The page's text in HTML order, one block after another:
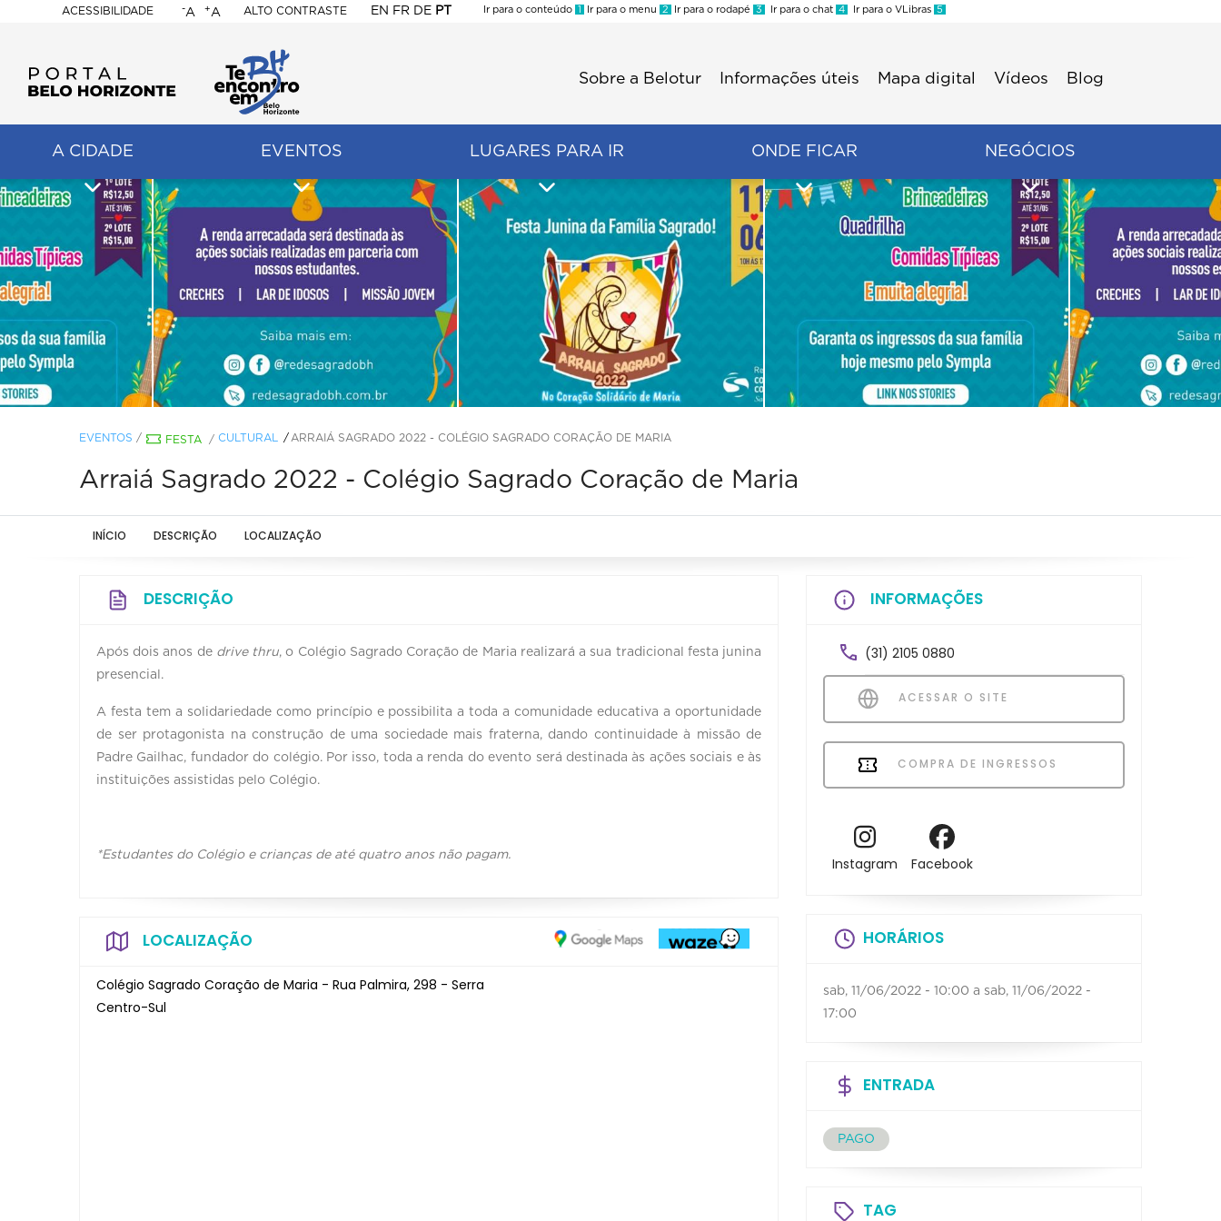
ACESSIBILIDADE
BELO
HORIZONTE
-A +A ALTO CONTRASTE EN FR DE PT
Ir para o conteúdo 1 Ir para o menu 2 Ir para o rodapé 3 Ir para o chat 4 Ir para o VLibras 5
Sobre a Belotur Informações úteis Mapa digital Vídeos Blog
A CIDADE EVENTOS LUGARES PARA IR ONDE FICAR NEGÓCIOS
EVENTOS / FESTA / CULTURAL ARRAIÁ SAGRADO 2022 - COLÉGIO SAGRADO CORAÇÃO DE MARIA
Arraiá Sagrado 2022 - Colégio Sagrado Coração de Maria
INÍCIO DESCRIÇÃO LOCALIZAÇÃO
DESCRIÇÃO
Após dois anos de drive thru, o Colégio Sagrado Coração de Maria realizará a sua tradicional festa junina
presencial.
A festa tem a solidariedade como princípio e possibilita a toda a comunidade educativa a oportunidade
de ser protagonista na construção de uma sociedade mais fraterna, dando continuidade à missão de
Padre Gailhac, fundador do colégio. Por isso, toda a renda do evento será destinada às ações sociais e às
instituições assistidas pelo Colégio.
*Estudantes do Colégio e crianças de até quatro anos não pagam.
LOCALIZAÇÃO
Colégio Sagrado Coração de Maria - Rua Palmira, 298 - Serra
Centro-Sul
INFORMAÇÕES
(31) 2105 0880
ACESSAR O SITE
COMPRA DE INGRESSOS
Instagram Facebook
HORÁRIOS
sab, 11/06/2022 - 10:00 a sab, 11/06/2022 -
17:00
ENTRADA
PAGO
TAG